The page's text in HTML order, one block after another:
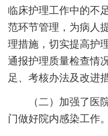
临床护理工作中的不
范环节管理，为病人
理措施，切实提高护
通报护理质量检查情
足、考核办法及改进
（二）加强了医院
门做好院内感染工作。